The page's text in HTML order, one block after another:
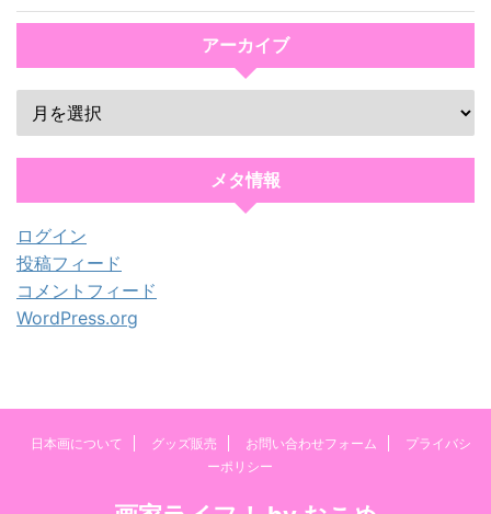
アーカイブ
メタ情報
ログイン
投稿フィード
コメントフィード
WordPress.org
日本画について グッズ販売 お問い合わせフォーム
プライバシ
ーポリシー